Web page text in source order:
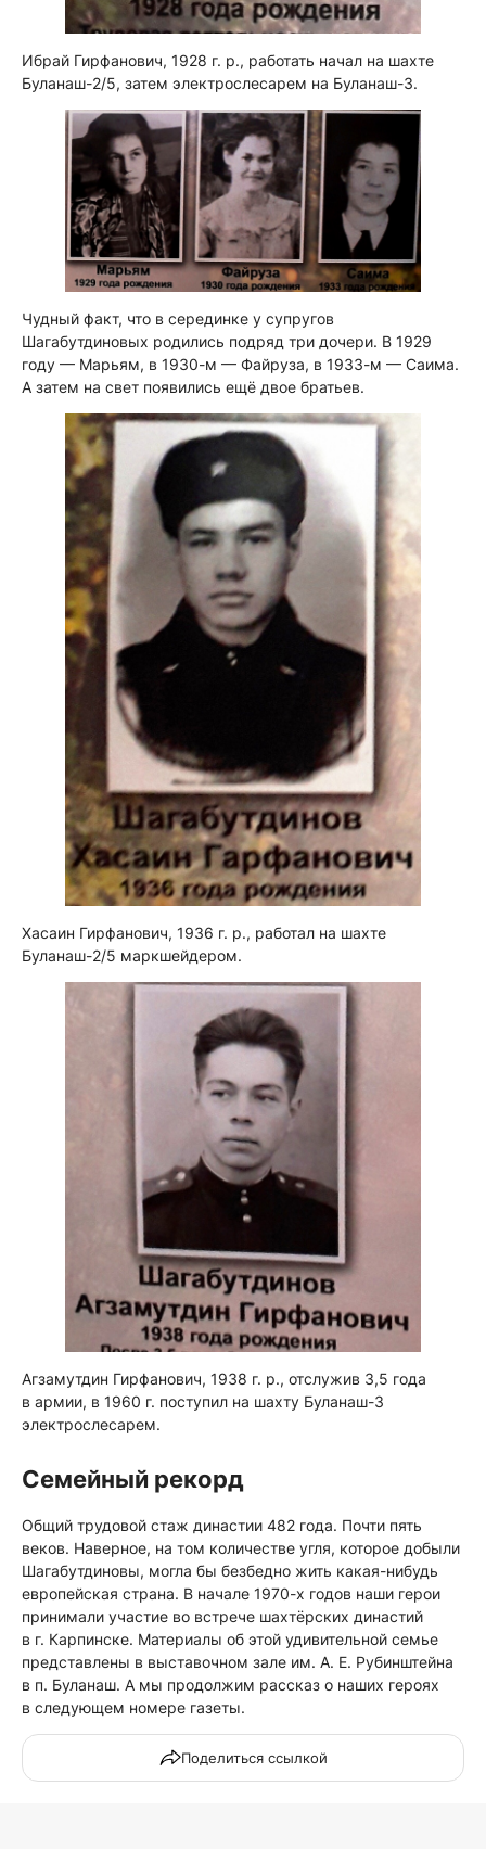
Ибрай Гирфанович, 1928 г. р., работать начал на шахте
Буланаш-2/5, затем электрослесарем на Буланаш-3.
Чудный факт, что в серединке у супругов
Шагабутдиновых родились подряд три дочери. В 1929
году — Марьям, в 1930-м — Файруза, в 1933-м — Саима.
А затем на свет появились ещё двое братьев.
Хасаин Гирфанович, 1936 г. р., работал на шахте
Буланаш-2/5 маркшейдером.
Агзамутдин Гирфанович, 1938 г. р., отслужив 3,5 года
в армии, в 1960 г. поступил на шахту Буланаш-3
электрослесарем.
Семейный рекорд
Общий трудовой стаж династии 482 года. Почти пять
веков. Наверное, на том количестве угля, которое добыли
Шагабутдиновы, могла бы безбедно жить какая-нибудь
европейская страна. В начале 1970-х годов наши герои
принимали участие во встрече шахтёрских династий
в г. Карпинске. Материалы об этой удивительной семье
представлены в выставочном зале им. А. Е. Рубинштейна
в п. Буланаш. А мы продолжим рассказ о наших героях
в следующем номере газеты.
Поделиться ссылкой